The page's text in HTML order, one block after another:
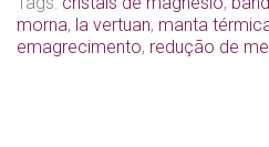
morna, la vertuan, manta
emagrecimento, redução de